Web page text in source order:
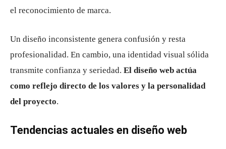
el reconocimiento de marca.
Un diseño inconsistente genera confusión y resta
profesionalidad. En cambio, una identidad visual sólida
transmite confianza y seriedad. El diseño web actúa
como reflejo directo de los valores y la personalidad
del proyecto.
Tendencias actuales en diseño web